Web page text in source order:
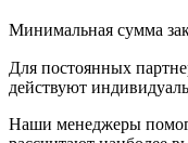
Минимальная сумма
Для постоянных
действуют
Наши менеджеры